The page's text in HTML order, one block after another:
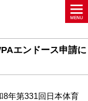
エンドース申請に
年第331回日本体育